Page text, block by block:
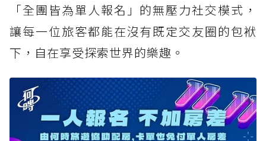
「全團皆為單人報名」的無壓力社交模式，
讓每一位旅客都能在沒有既定交友圈的包袱
下，自在享受探索世界的樂趣。